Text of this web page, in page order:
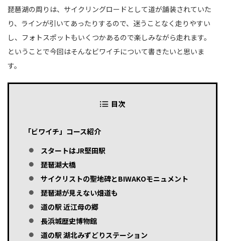
琵琶湖の周りは、サイクリングロードとして道が舗装されていた
り、ラインが引いてあったりするので、迷うことなく走りやすい
し、フォトスポットもいくつかあるので楽しみながら走れます。
ということで今回はそんなビワイチについて書きたいと思いま
す。
目次
「ビワイチ」コース紹介
スタートはJR堅田駅
琵琶湖大橋
サイクリストの聖地碑とBIWAKOモニュメント
琵琶湖が見えない畑道も
道の駅 近江母の郷
長浜城歴史博物館
道の駅 湖北みずどりステーション